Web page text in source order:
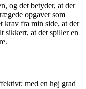
og det betyder, at der
opgaver som
krav fra min side, at der
sikkert, at det spiller en
med en høj grad